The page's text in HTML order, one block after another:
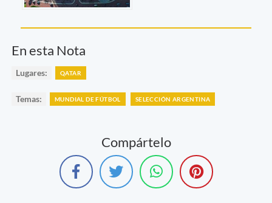
En esta Nota
Lugares: QATAR
Temas: MUNDIAL DE FÚTBOL SELECCIÓN ARGENTINA
Compártelo